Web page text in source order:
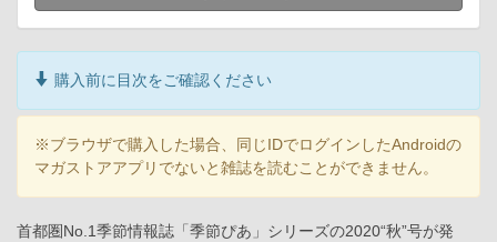
購入前に目次をご確認ください
※ブラウザで購入した場合、同じIDでログインしたAndroidの
マガストアアプリでないと雑誌を読むことができません。
首都圏No.1季節情報誌「季節ぴあ」シリーズの2020“秋”号が発